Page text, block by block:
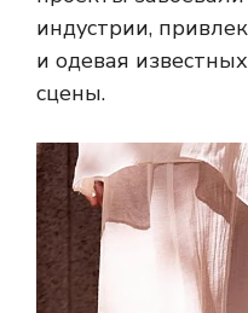
индустрии,
и одевая
сцены.